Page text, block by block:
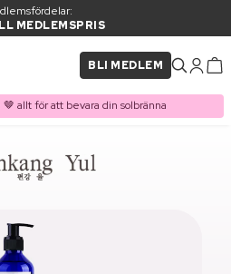
MEDLEMSPRIS
BLI MEDLEM
allt för att bevara din solbränna